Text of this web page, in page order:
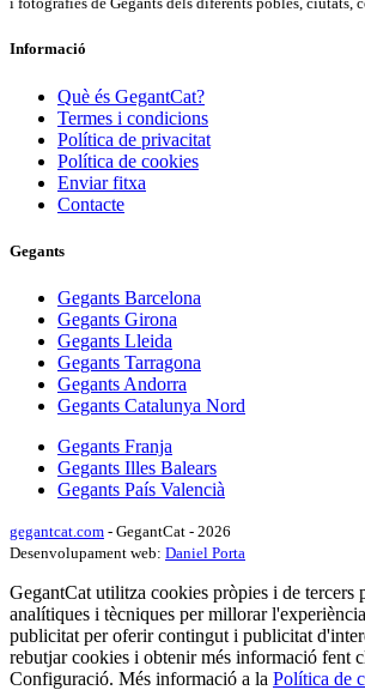
Informació
Què és GegantCat?
Termes i condicions
Política de privacitat
Política de cookies
Enviar fitxa
Contacte
Gegants
Gegants Barcelona
Gegants Girona
Gegants Lleida
Gegants Tarragona
Gegants Andorra
Gegants Catalunya Nord
Gegants Franja
Gegants Illes Balears
Gegants País Valencià
gegantcat.com - GegantCat - 2026
Desenvolupament web: Daniel Porta
GegantCat utilitza cookies pròpies i de tercers
analítiques i tècniques per millorar
publicitat per oferir contingut i publicitat
rebutjar cookies i obtenir més informació fent
Configuració. Més informació a la Política de